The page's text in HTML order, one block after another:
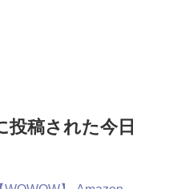
稿された今日